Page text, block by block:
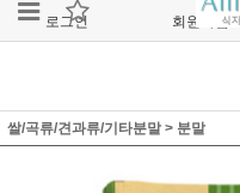
로그인 회원가입
쌀/곡류/견과류/기타분말 > 분말